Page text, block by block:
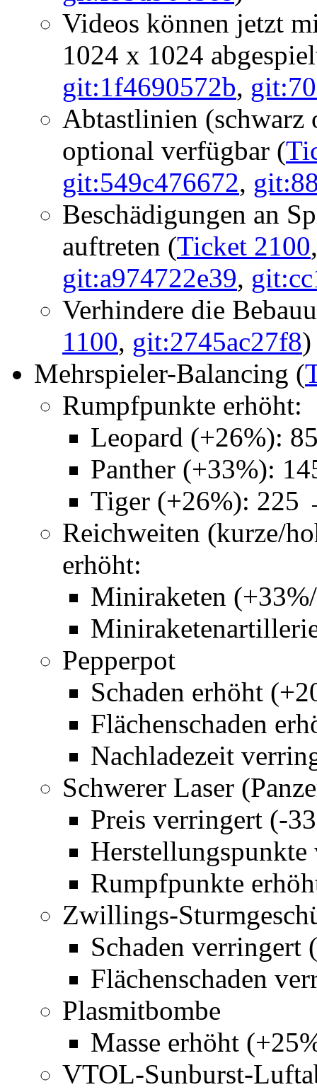
Videos können jetzt
1024 x 1024
git:1f4690572b,
Abtastlinien (schwarz
optional verfügbar (
git:549c476672,
Beschädigungen an
auftreten (Ticket 2100
git:a974722e39,
Verhindere die
1100, git:2745ac27f8)
Mehrspieler-Balancing (
Rumpfpunkte erhöht:
Leopard (+26%):
Panther (+33%):
Tiger (+26%): 225
Reichweiten (kurze/
erhöht:
Miniraketen
Pepperpot
Schaden erhöht
Flächenschaden
Nachladezeit
Schwerer Laser
Preis verringert (-
Rumpfpunkte
Zwillings-
Schaden
Flächenschaden
Plasmitbombe
Masse erhöht
VTOL-Sunburst-